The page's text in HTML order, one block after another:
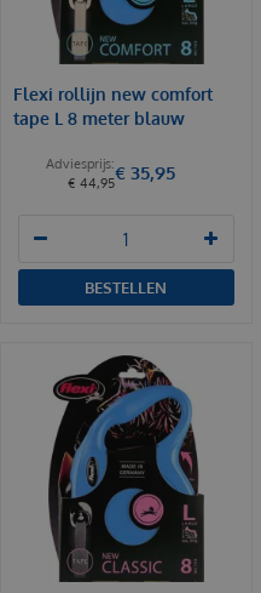
Flexi rollijn new comfort
tape L 8 meter blauw
€ 44,95€ 35,95
BESTELLEN